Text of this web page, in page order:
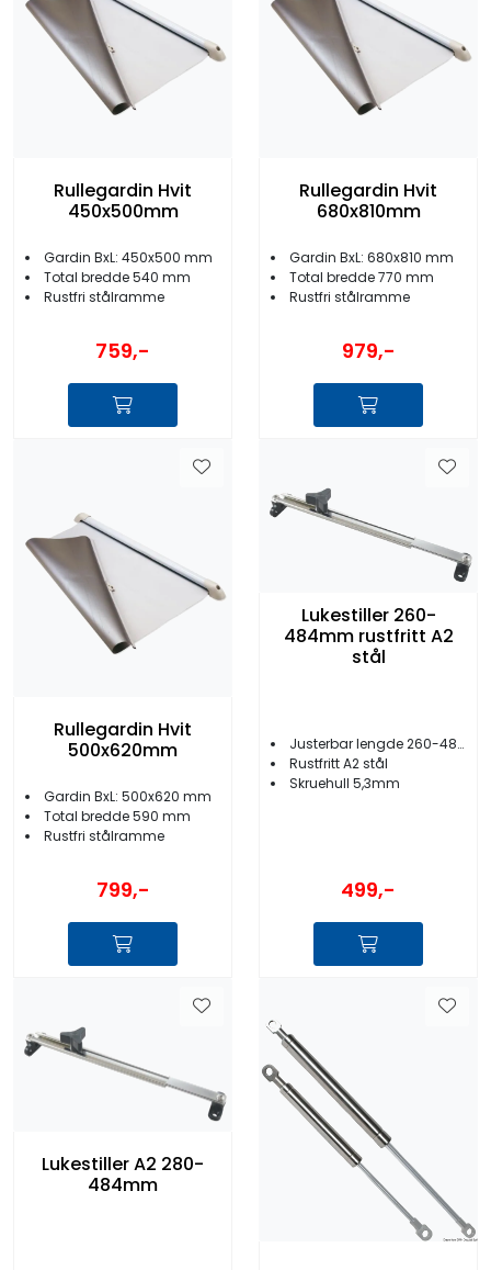
Rullegardin Hvit
450x500mm
Gardin BxL: 450x500 mm
Total bredde 540 mm
Rustfri stålramme
759,-
Rullegardin Hvit
680x810mm
Gardin BxL: 680x810 mm
Total bredde 770 mm
Rustfri stålramme
979,-
Rullegardin Hvit
500x620mm
Gardin BxL: 500x620 mm
Total bredde 590 mm
Rustfri stålramme
799,-
Lukestiller 260-
484mm rustfritt A2
stål
Justerbar lengde 260-484mm
Rustfritt A2 stål
Skruehull 5,3mm
499,-
Lukestiller A2 280-
484mm